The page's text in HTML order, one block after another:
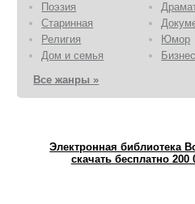
Поэзия
Старинная
Религия
Юмор
Дом и семья
Бизнес
Все жанры »
Электронная библиотека
скачать бесплатно 200